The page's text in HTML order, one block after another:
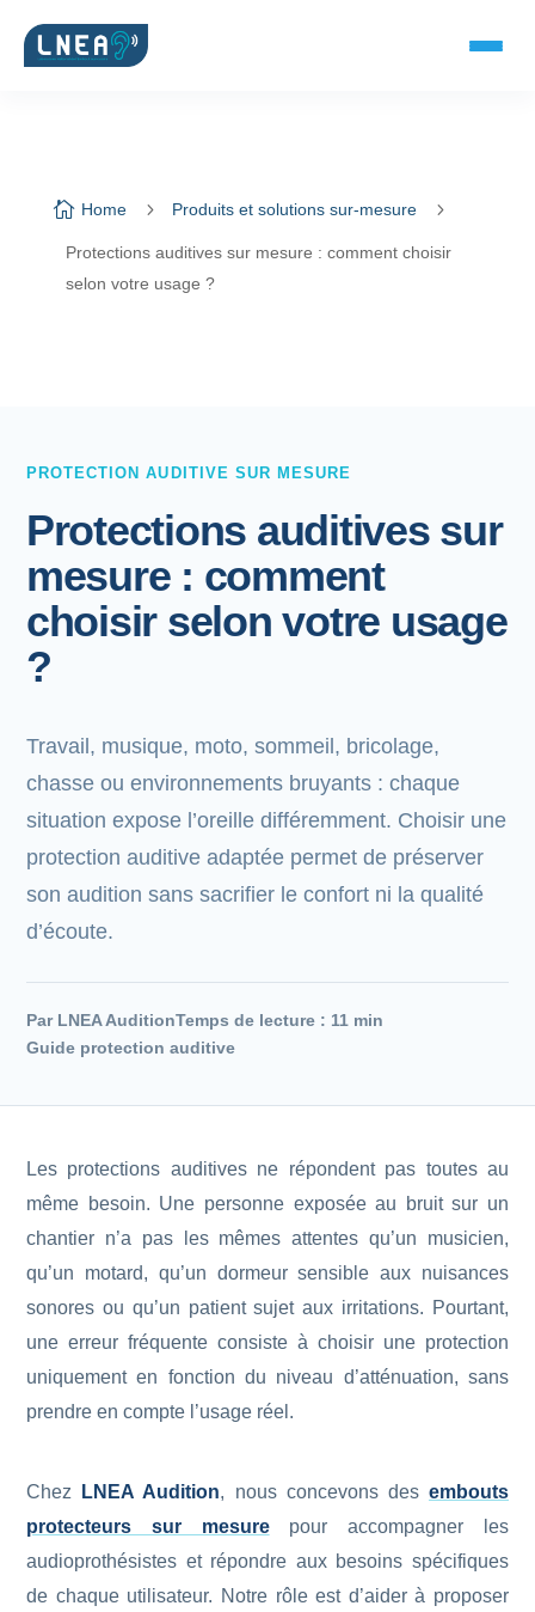
SOLUTIONS AUDITIVES
Embouts BTE
Catalogue & fiches
Bons de commande
Tutoriels vidéos
Certificats et code LPP
BOUTIQUE
Accéder à la boutique
Matériels pour prise d'empreintes
Tubes & accessoires
À PROPOS
Qui est LNEA ?
Blog
Contact
 Home 5 Produits et solutions sur-mesure 5
Protections auditives sur mesure : comment choisir
selon votre usage ?
PROTECTION AUDITIVE SUR MESURE
Protections auditives sur
mesure : comment
choisir selon votre usage
?
Travail, musique, moto, sommeil, bricolage,
chasse ou environnements bruyants : chaque
situation expose l’oreille différemment. Choisir une
protection auditive adaptée permet de préserver
son audition sans sacrifier le confort ni la qualité
d’écoute.
Par LNEA AuditionTemps de lecture : 11 min
Guide protection auditive
Les protections auditives ne répondent pas toutes au
même besoin. Une personne exposée au bruit sur un
chantier n’a pas les mêmes attentes qu’un musicien,
qu’un motard, qu’un dormeur sensible aux nuisances
sonores ou qu’un patient sujet aux irritations. Pourtant,
une erreur fréquente consiste à choisir une protection
uniquement en fonction du niveau d’atténuation, sans
prendre en compte l’usage réel.
Chez LNEA Audition, nous concevons desembouts
protecteurs sur mesurepour accompagner les
audioprothésistes et répondre aux besoins spécifiques
de chaque utilisateur. Notre rôle est d’aider à proposer